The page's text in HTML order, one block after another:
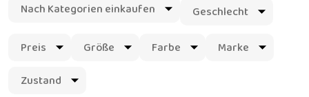
Nach Kategorien einkaufen Geschlecht
Preis Größe Farbe
Marke
Zustand